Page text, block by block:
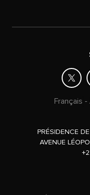
Français -
PRÉSIDENCE
AVENUE